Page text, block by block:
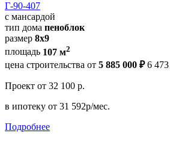
Г-90-407
с мансардой
тип дома пеноблок
размер 8х9
площадь 107 м2
цена строительства от 5 885 000 ₽ 6
Проект от 32 100 р.
в ипотеку от 31 592р/мес.
Подробнее